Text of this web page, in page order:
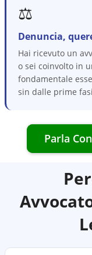
⚖️
Denuncia,
Hai ricevuto un
o sei coinvolto in
fondamentale
sin dalle prime
Parla